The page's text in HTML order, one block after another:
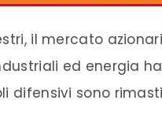
il mercato
ed energia
difensivi sono